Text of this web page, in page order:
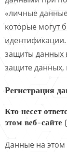
«личные
которые могут
защиты данных
защите данных,
Регистрация
Кто несет
этом веб-сайте
Данные на этом